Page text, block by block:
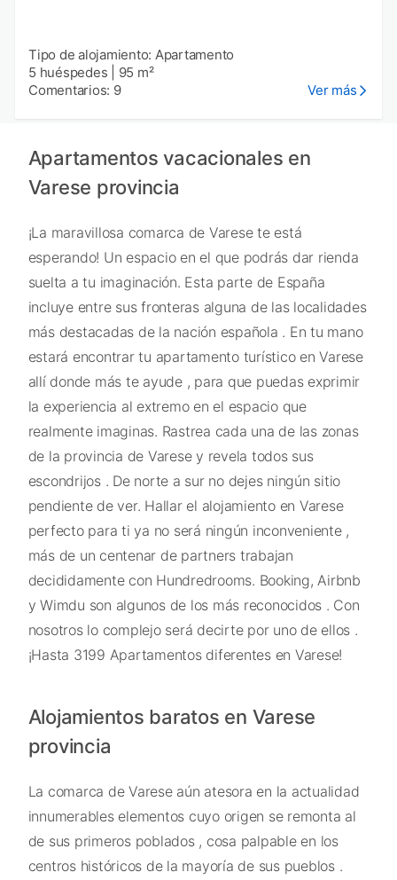
Tipo de alojamiento: Apartamento
5 huéspedes
95 m²
Comentarios: 9
Ver más
Apartamentos vacacionales en
Varese provincia
¡La maravillosa comarca de Varese te está
esperando! Un espacio en el que podrás dar rienda
suelta a tu imaginación. Esta parte de España
incluye entre sus fronteras alguna de las localidades
más destacadas de la nación española . En tu mano
estará encontrar tu apartamento turístico en Varese
allí donde más te ayude , para que puedas exprimir
la experiencia al extremo en el espacio que
realmente imaginas. Rastrea cada una de las zonas
de la provincia de Varese y revela todos sus
escondrijos . De norte a sur no dejes ningún sitio
pendiente de ver. Hallar el alojamiento en Varese
perfecto para ti ya no será ningún inconveniente ,
más de un centenar de partners trabajan
decididamente con Hundredrooms. Booking, Airbnb
y Wimdu son algunos de los más reconocidos . Con
nosotros lo complejo será decirte por uno de ellos .
¡Hasta 3199 Apartamentos diferentes en Varese!
Alojamientos baratos en Varese
provincia
La comarca de Varese aún atesora en la actualidad
innumerables elementos cuyo origen se remonta al
de sus primeros poblados , cosa palpable en los
centros históricos de la mayoría de sus pueblos .